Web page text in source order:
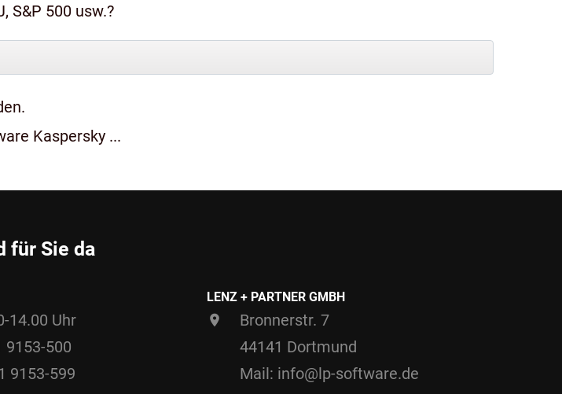
S&P 500 usw.?
Kaspersky ...
für Sie da
14.00 Uhr
9153-500
9153-599
LENZ + PARTNER GMBH
Bronnerstr. 7
44141 Dortmund
Mail: info@lp-software.de